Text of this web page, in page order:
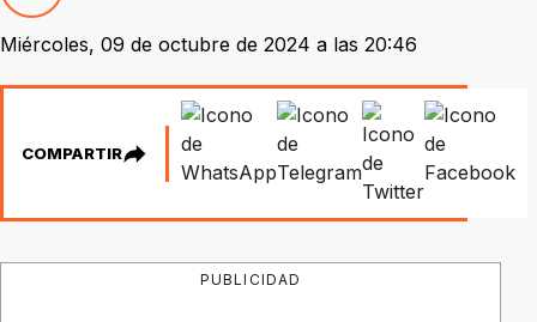
Miércoles, 09 de octubre de 2024 a las 20:46
COMPARTIR
PUBLICIDAD